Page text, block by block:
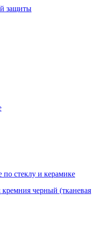
защиты
по стеклу и керамике
черный (тканевая